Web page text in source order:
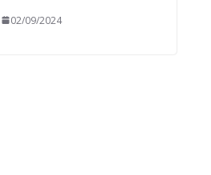
02/09/2024